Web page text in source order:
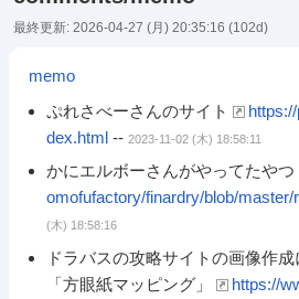
最終更新: 2026-04-27 (月) 20:35:16 (102d)
memo
ぷれさべーさんのサイト
dex.html -- 2023-11-02 (木) 18:58:11
かにエルボーさんがやってたやつ
omofufactory/finardry/blob/master/
(木) 18:58:16
ドラバスの攻略サイトの画像作
「方眼紙マッピング」
https://